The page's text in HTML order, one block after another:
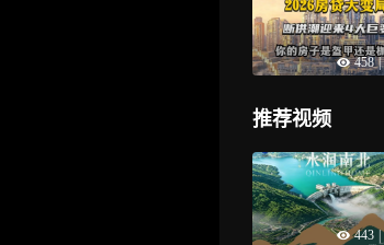
458 |
推荐视频
443